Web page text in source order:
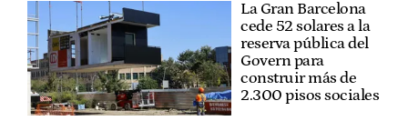
La Gran Barcelona
cede 52 solares a la
reserva pública del
Govern para
construir más de
2.300 pisos sociales